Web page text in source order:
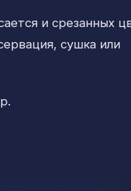
и срезанных
сушка или